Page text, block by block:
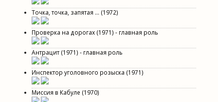
Точка, точка, запятая ... (1972)
Проверка на дорогах (1971) - главная роль
Антрацит (1971) - главная роль
Инспектор уголовного розыска (1971)
Миссия в Кабуле (1970)